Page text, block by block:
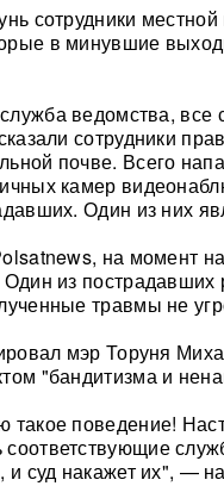
сотрудники
в минувшие
ведомства, все
сотрудники
почве. Всего
камер
Один из них
на момент
из пострадавших
травмы не
мэр Торуня
"бандитизма и
поведение!
и суд накажет их", —